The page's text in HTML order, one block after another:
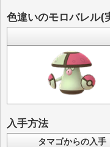
色違いのモロバレル(
入手方法
タマゴからの入手